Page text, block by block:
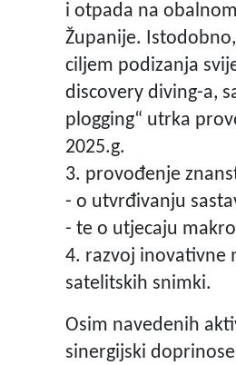
i otpada na
Županije.
ciljem podizanja
discovery diving-a,
plogging“ utrka
2025.g.
3. provođenje
- o utvrđivanju
- te o utjecaju
4. razvoj inovativne
satelitskih snimki.
Osim navedenih
sinergijski